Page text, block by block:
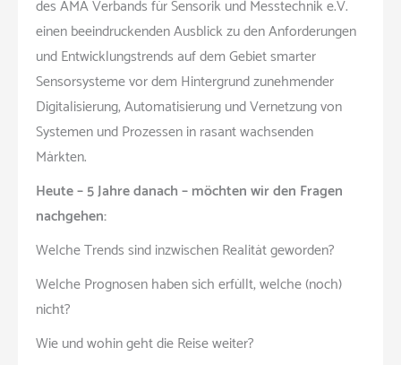
des AMA Verbands für Sensorik und Messtechnik e.V.
einen beeindruckenden Ausblick zu den Anforderungen
und Entwicklungstrends auf dem Gebiet smarter
Sensorsysteme vor dem Hintergrund zunehmender
Digitalisierung, Automatisierung und Vernetzung von
Systemen und Prozessen in rasant wachsenden
Märkten.
Heute – 5 Jahre danach – möchten wir den Fragen
nachgehen:
Welche Trends sind inzwischen Realität geworden?
Welche Prognosen haben sich erfüllt, welche (noch)
nicht?
Wie und wohin geht die Reise weiter?